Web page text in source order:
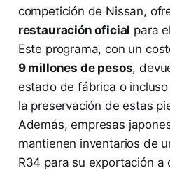
competición de Nissan,
restauración oficial para
Este programa, con un
9 millones de pesos,
estado de fábrica o
la preservación de estas
Además, empresas
mantienen inventarios de
R34 para su exportación